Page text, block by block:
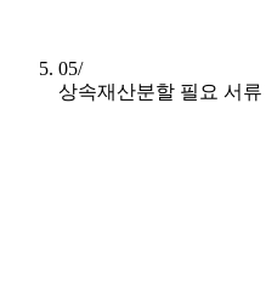
05/
상속재산분할 필요 서류